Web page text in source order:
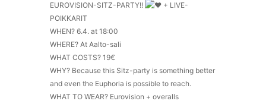
EUROVISION-SITZ-PARTY!!
+ LIVE-
POIKKARIT
WHEN? 6.4. at 18:00
WHERE? At Aalto-sali
WHAT COSTS? 19€
WHY? Because this Sitz-party is something better
and even the Euphoria is possible to reach.
WHAT TO WEAR? Eurovision + overalls